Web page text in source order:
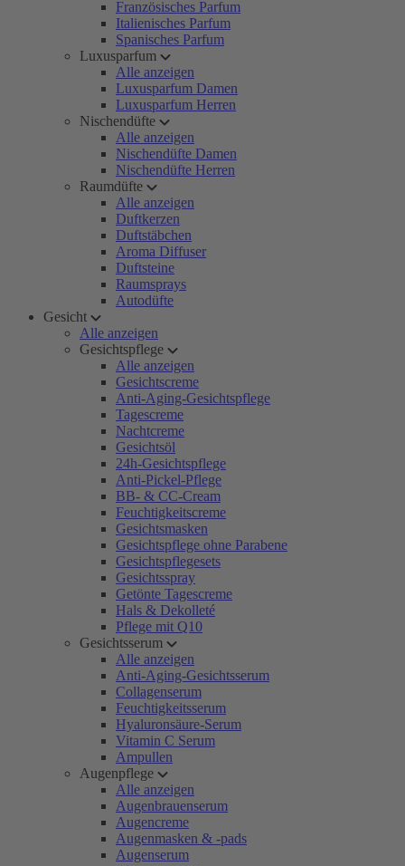
Französisches Parfum
Italienisches Parfum
Spanisches Parfum
Luxusparfum
Alle anzeigen
Luxusparfum Damen
Luxusparfum Herren
Nischendüfte
Alle anzeigen
Nischendüfte Damen
Nischendüfte Herren
Raumdüfte
Alle anzeigen
Duftkerzen
Duftstäbchen
Aroma Diffuser
Duftsteine
Raumsprays
Autodüfte
Gesicht
Alle anzeigen
Gesichtspflege
Alle anzeigen
Gesichtscreme
Anti-Aging-Gesichtspflege
Tagescreme
Nachtcreme
Gesichtsöl
24h-Gesichtspflege
Anti-Pickel-Pflege
BB- & CC-Cream
Feuchtigkeitscreme
Gesichtsmasken
Gesichtspflege ohne Parabene
Gesichtspflegesets
Gesichtsspray
Getönte Tagescreme
Hals & Dekolleté
Pflege mit Q10
Gesichtsserum
Alle anzeigen
Anti-Aging-Gesichtsserum
Collagenserum
Feuchtigkeitsserum
Hyaluronsäure-Serum
Vitamin C Serum
Ampullen
Augenpflege
Alle anzeigen
Augenbrauenserum
Augencreme
Augenmasken & -pads
Augenserum